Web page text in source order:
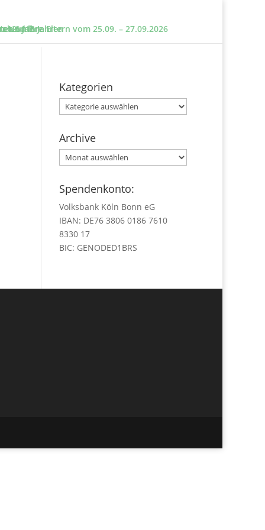
und ihre Eltern vom 25.09. – 27.09.2026
um?
12 – 18 Jahren
6 Jahre
Kategorien
Kategorien
Archive
Archive
Spendenkonto:
Volksbank Köln Bonn eG
IBAN: DE76 3806 0186 7610
8330 17
BIC: GENODED1BRS